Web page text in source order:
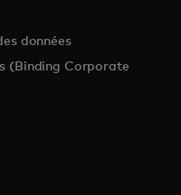
données
(Binding Corporate
onglet